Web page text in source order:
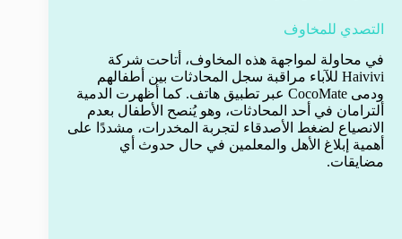
التصدي للمخاوف
في محاولة لمواجهة هذه المخاوف، أتاحت شركة
Haivivi للآباء مراقبة سجل المحادثات بين أطفالهم
ودمى CocoMate عبر تطبيق هاتف. كما أظهرت الدمية
ألترامان في أحد المحادثات، وهو يُنصح الأطفال بعدم
الانصياع لضغط الأصدقاء لتجربة المخدرات، مشددًا على
أهمية إبلاغ الأهل والمعلمين في حال حدوث أي
مضايقات.